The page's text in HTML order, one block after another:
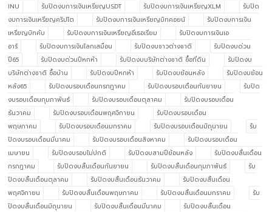
INU
รับปิดงบการเงินเหรียญUSDT รับปิดงบการเงินเหรียญXLM
รับปิด
งบการเงินเหรียญคริปโต
รับปิดงบการเงินเหรียญบิทคอยน์
รับปิดงบการเงิน
เหรียญบิทคับ
รับปิดงบการเงินเหรียญอีเธอเรียม
รับปิดงบการเงินเอ
อาร์
รับปิดงบการเงินโลกเสมือน รับปิดงบชาวต่างชาติ
รับปิดงบด่วน
ปี65
รับปิดงบด่วนปีหกห้า รับปิดงบบริษัทต่างชาติ ซื้อที่ดิน
รับปิดงบ
บริษัทต่างชาติ ซื้อบ้าน
รับปิดงบปีหกห้า รับปิดงบย้อนหลัง
รับปิดงบย้อน
หลัง65
รับปิดงบรอบเดือนกรกฎาคม รับปิดงบรอบเดือนกันยายน
รับปิด
งบรอบเดือนกุมภาพันธ์
รับปิดงบรอบเดือนตุลาคม
รับปิดงบรอบเดือน
ธันวาคม
รับปิดงบรอบเดือนพฤศจิกายน
รับปิดงบรอบเดือน
พฤษภาคม
รับปิดงบรอบเดือนมกราคม รับปิดงบรอบเดือนมิถุนายน
รับ
ปิดงบรอบเดือนมีนาคม
รับปิดงบรอบเดือนสิงหาคม
รับปิดงบรอบเดือน
เมษายน
รับปิดงบรอบไม่ปกติ รับปิดงบสามปีย้อนหลัง
รับปิดงบสิ้นเดือน
กรกฎาคม
รับปิดงบสิ้นเดือนกันยายน รับปิดงบสิ้นเดือนกุมภาพันธ์
รับ
ปิดงบสิ้นเดือนตุลาคม
รับปิดงบสิ้นเดือนธันวาคม
รับปิดงบสิ้นเดือน
พฤศจิกายน
รับปิดงบสิ้นเดือนพฤษภาคม รับปิดงบสิ้นเดือนมกราคม
รับ
ปิดงบสิ้นเดือนมิถุนายน
รับปิดงบสิ้นเดือนมีนาคม
รับปิดงบสิ้นเดือน